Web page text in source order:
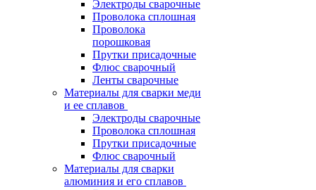
Электроды сварочные
Проволока сплошная
Проволока
порошковая
Прутки присадочные
Флюс сварочный
Ленты сварочные
Материалы для сварки меди
и ее сплавов
Электроды сварочные
Проволока сплошная
Прутки присадочные
Флюс сварочный
Материалы для сварки
алюминия и его сплавов